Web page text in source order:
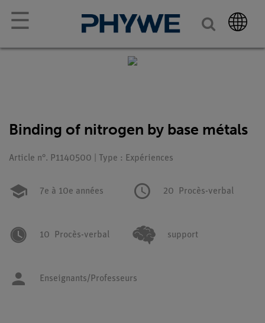
☰
Binding of nitrogen by base métals
Article n°. P1140500 | Type : Expériences
7e à 10e années 20 Procès-verbal
10 Procès-verbal support
Enseignants/Professeurs